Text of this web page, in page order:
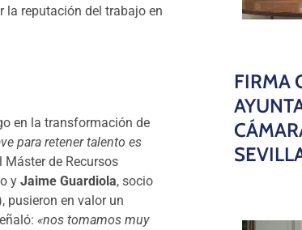
la reputación del trabajo en
en la transformación de
para retener talento es
Máster de Recursos
y Jaime Guardiola, socio
pusieron en valor un
«nos tomamos muy
FIRMA